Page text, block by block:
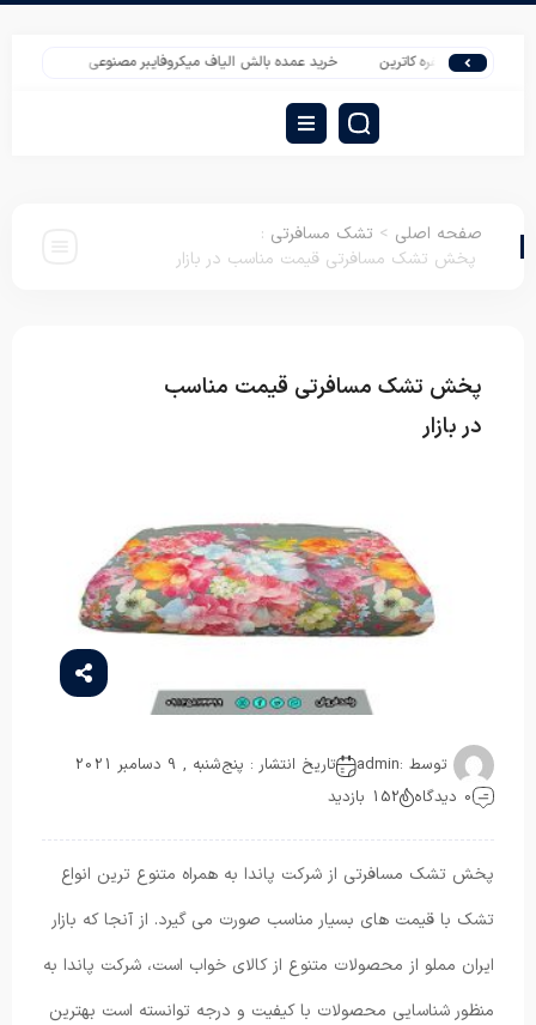
دونفره کاترین خرید عمده بالش الیاف میکروفایبر مصنوعی قیمت پتو
صفحه اصلی > تشک مسافرتی :
پخش تشک مسافرتی قیمت مناسب در بازار
پخش تشک مسافرتی قیمت مناسب
در بازار
توسط :admin
تاریخ انتشار : پنج‌شنبه , 9 دسامبر 2021
0 دیدگاه
152 بازدید
پخش تشک مسافرتی از شرکت پاندا به همراه متنوع ترین انواع
تشک با قیمت های بسیار مناسب صورت می گیرد. از آنجا که بازار
ایران مملو از محصولات متنوع از کالای خواب است، شرکت پاندا به
منظور شناسایی محصولات با کیفیت و درجه توانسته است بهترین